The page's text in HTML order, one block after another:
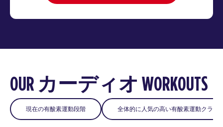
OUR カーディオ WORKOUTS
現在の有酸素運動段階 全体的に人気の高い有酸素運動クラス